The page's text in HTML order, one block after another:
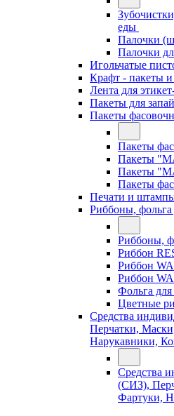
еды
Палочки
Палочки
Игольчатые
Крафт - пакеты и
Лента для
Пакеты для
Пакеты
Пакеты
Пакеты
Пакеты
Пакеты
Печати и
Риббоны, фольга
Риббоны,
Риббон
Риббон
Риббон
Фольга
Цветные
Средства
Перчатки,
Нарукавники,
Средства
(СИЗ),
Фартуки,